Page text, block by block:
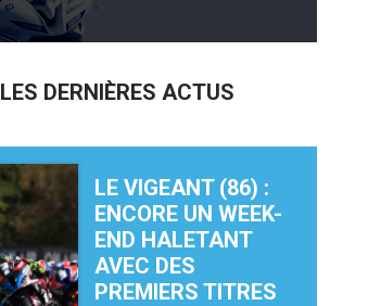
LES DERNIÈRES ACTUS
LE VIGEANT (86) :
ENCORE UN WEEK-
END HALETANT
AVEC DES
PREMIERS TITRES